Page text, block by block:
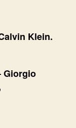
Klein.
Giorgio